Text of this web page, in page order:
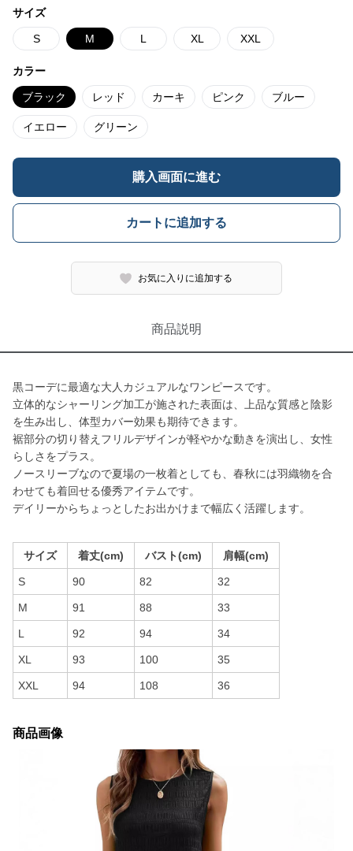
サイズ
S M L XL XXL
カラー
ブラック レッド カーキ ピンク ブルー
イエロー グリーン
購入画面に進む
カートに追加する
お気に入りに追加する
商品説明
黒コーデに最適な大人カジュアルなワンピースです。
立体的なシャーリング加工が施された表面は、上品な質感と陰影
を生み出し、体型カバー効果も期待できます。
裾部分の切り替えフリルデザインが軽やかな動きを演出し、女性
らしさをプラス。
ノースリーブなので夏場の一枚着としても、春秋には羽織物を合
わせても着回せる優秀アイテムです。
デイリーからちょっとしたお出かけまで幅広く活躍します。
サイズ 着丈(cm) バスト(cm) 肩幅(cm)
S 90 82 32
M 91 88 33
L 92 94 34
XL 93 100 35
XXL 94 108 36
商品画像